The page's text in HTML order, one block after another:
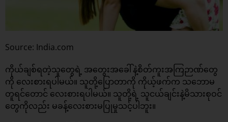
Source: India.com
ကိုယ်ချစ်ရတဲ့သူတွေရဲ့ အတွေးအခေါ်နဲ့စိတ်ကူးအကြဉာဏ်တွေ
ကို လေးစားရပါမယ်။ သူတို့ပြောတာကို ကိုယ့်ဖက်က သဘောမ
တူရင်တောင် လေးစားရပါမယ်။ သူတို့ရဲ့ သူငယ်ချင်းနဲ့မိသားစုဝင်
တွေကိုလည်း မခန့်လေးစားမပြုမှုသင့်ပါဘူး။